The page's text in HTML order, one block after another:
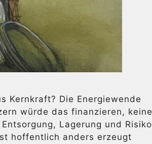
Kernkraft? Die Energiewende
würde das finanzieren, keine
Lagerung und Risiko
hoffentlich anders erzeugt